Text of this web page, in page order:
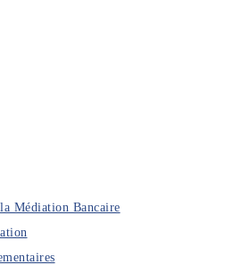
Médiation Bancaire